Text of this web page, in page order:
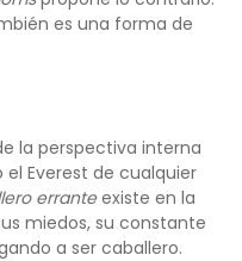
es una forma de
la perspectiva interna
Everest de cualquier
erranteexiste en la
miedos, su constante
a ser caballero.